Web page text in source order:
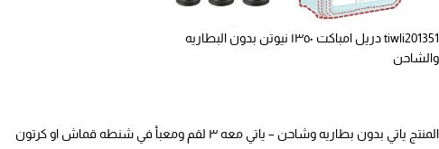
tiwli201351 دريل امباكت ١٣٥٠ نيوتن بدون البطاريه
والشاحن
المنتج ياتي بدون بطاريه وشاحن – ياتي معه ٣ لقم ومعبأ في شنطه قماش او كرتون